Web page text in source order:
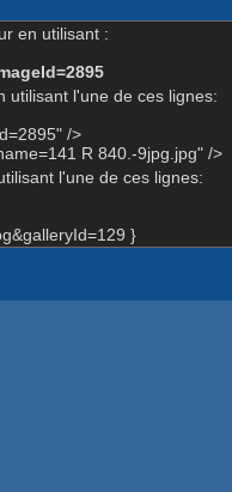
en utilisant :
utilisant l'une de ces lignes:
/>
R 840.-9jpg.jpg" />
l'une de ces lignes:
}